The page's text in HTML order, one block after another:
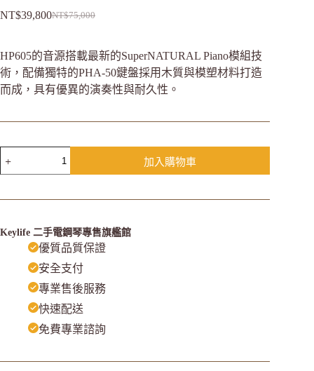
NT$75,000
NT$39,800
HP605的音源搭載最新的SuperNATURAL Piano模組技
術，配備獨特的PHA-50鍵盤採用木質與模塑材料打造
而成，具有優異的演奏性與耐久性。
加入購物車
Keylife 二手電鋼琴專售旗艦館
優質品質保證
安全支付
專業售後服務
快速配送
免費專業諮詢